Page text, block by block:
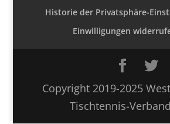
Historie der Privatsphäre-
Einwilligungen
Copyright 2019-2025
Tischtennis-